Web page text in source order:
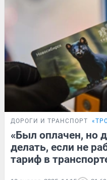
ДОРОГИ И ТРАНСПОРТ
«Был оплачен, но
делать, если не
тариф в